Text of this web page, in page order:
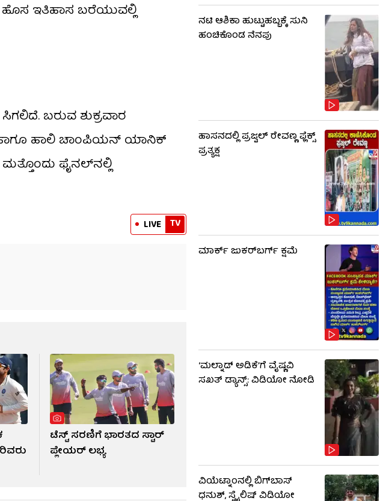
ಹೊಸ ಇತಿಹಾಸ ಬರೆಯುವಲ್ಲಿ
ಬರುವ ಶುಕ್ರವಾರ
ಹಾಗೂ ಹಾಲಿ ಚಾಂಪಿಯನ್ ಯಾನಿಕ್
ಫೈನಲ್​ನಲ್ಲಿ
LIVE TV
ಟೆಸ್ಟ್ ಸರಣಿಗೆ ಭಾರತದ ಸ್ಟಾರ್
ಪ್ಲೇಯರ್ ಲಭ್ಯ
ನಟಿ ಆಶಿಕಾ ಹುಟ್ಟುಹಬ್ಬಕ್ಕೆ ಸುನಿ
ಹಂಚಿಕೊಂಡ ನೆನಪು
ಹಾಸನದಲ್ಲಿ ಪ್ರಜ್ವಲ್ ರೇವಣ್ಣ ಫ್ಲೆಕ್ಸ್
ಪ್ರತ್ಯಕ್ಷ
ಮಾರ್ಕ್ ಜುಕರ್‌ಬರ್ಗ್ ಕ್ಷಮೆ
‘ಮಲ್ನಾಡ್ ಅಡಿಕೆ’ಗೆ ವೈಷ್ಣವಿ
ಸಖತ್ ಡ್ಯಾನ್ಸ್: ವಿಡಿಯೋ ನೋಡಿ
ವಿಯೆಟ್ನಾಂನಲ್ಲಿ ಬಿಗ್​​ಬಾಸ್
ಧನುಶ್, ಸ್ಟೈಲಿಷ್ ವಿಡಿಯೋ